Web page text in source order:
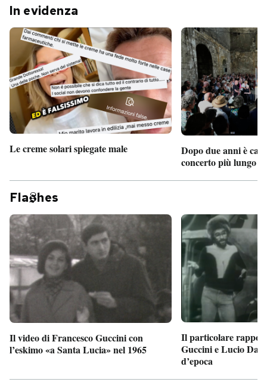
In evidenza
Le creme solari spiegate male
Dopo due anni è
concerto più lungo
Fla hes
Il video di Francesco Guccini con
l’eskimo «a Santa Lucia» nel 1965
Il particolare
Guccini e Lucio
d’epoca